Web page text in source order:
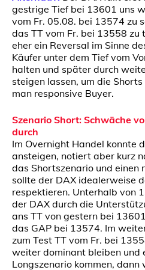
gestrige Tief bei 13601 uns
vom Fr. 05.08. bei 13574 zu
das TT vom Fr. bei 13558 zu
eher ein Reversal im Sinne
Käufer unter dem Tief vom
halten und später durch
steigen lassen, um die
man responsive Buyer.
Szenario Short: Schwäche
durch
Im Overnight Handel konnte
ansteigen, notiert aber kurz
das Shortszenario und
sollte der DAX idealerweise
respektieren. Unterhalb von
der DAX durch die
ans TT von gestern bei
das GAP bei 13574. Im
zum Test TT vom Fr. bei
weiter dominant bleiben und
Longszenario kommen,